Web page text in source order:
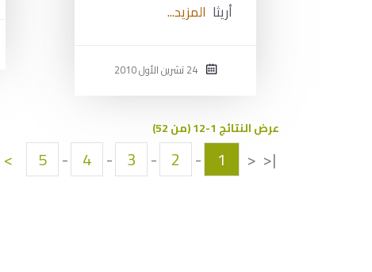
أريثا المزيد...
عرض النتائج 1-12 (من 52)
|<
<
1
-
2
-
3
-
4
-
5
>